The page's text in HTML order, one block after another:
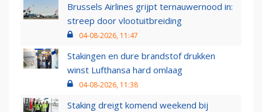
Brussels Airlines grijpt ternauwernood in:
streep door vlootuitbreiding
04-08-2026, 11:47
Stakingen en dure brandstof drukken
winst Lufthansa hard omlaag
04-08-2026, 11:38
Staking dreigt komend weekend bij